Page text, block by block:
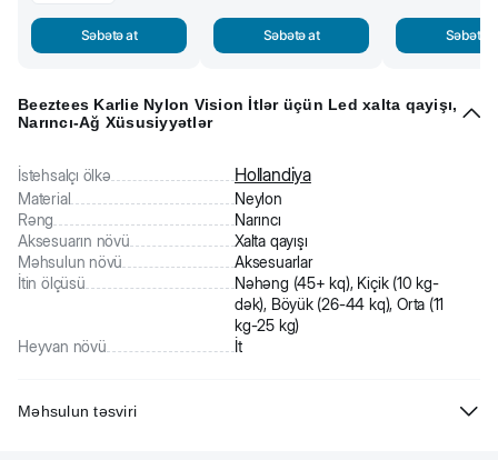
Səbətə at Səbətə at Səbətə
Beeztees Karlie Nylon Vision İtlər üçün Led xalta qayişı,
Narıncı-Ağ Xüsusiyyətlər
İstehsalçı ölkə Hollandiya
Material
Neylon
Rəng
Narıncı
Aksesuarın növü
Xalta qayışı
Məhsulun növü
Aksesuarlar
İtin ölçüsü
Nəhəng (45+ kq), Kiçik (10 kg-
dək), Böyük (26-44 kq), Orta (11
kg-25 kg)
Heyvan növü
İt
Məhsulun təsviri